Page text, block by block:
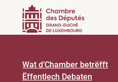
Wat d’Chamber betrëfft
Ëffentlech Debaten